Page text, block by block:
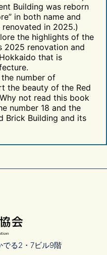
Building was reborn
in both name and
in 2025.)
the highlights of the
2025 renovation and
that is
the number of
the beauty of the Red
not read this book
number 18 and the
Brick Building and its
でる2・7ビル9階